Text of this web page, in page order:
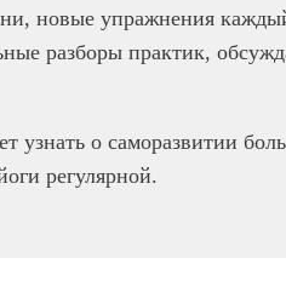
новые упражнения
разборы практик,
узнать о саморазвитии
регулярной.